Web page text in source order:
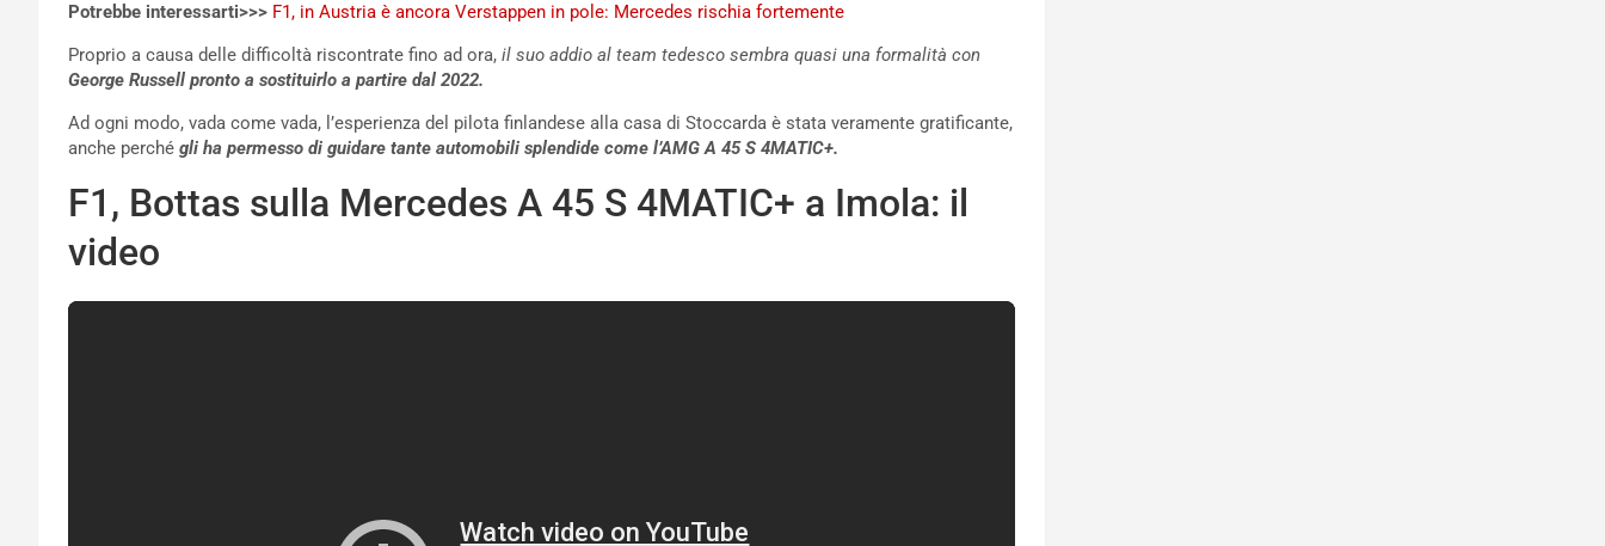
Potrebbe interessarti>>> F1, in Austria è ancora Verstappen in pole: Mercedes rischia fortemente
Proprio a causa delle difficoltà riscontrate fino ad ora, il suo addio al team tedesco sembra quasi una formalità con
George Russell pronto a sostituirlo a partire dal 2022.
Ad ogni modo, vada come vada, l’esperienza del pilota finlandese alla casa di Stoccarda è stata veramente gratificante,
anche perché gli ha permesso di guidare tante automobili splendide come l’AMG A 45 S 4MATIC+.
F1, Bottas sulla Mercedes A 45 S 4MATIC+ a Imola: il
video